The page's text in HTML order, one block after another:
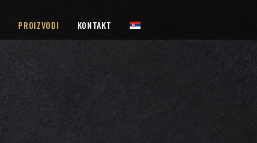
PROIZVODI KONTAKT